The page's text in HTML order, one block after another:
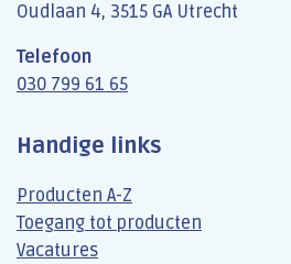
Oudlaan 4, 3515 GA Utrecht
Telefoon
030 799 61 65
Handige links
Producten A-Z
Toegang tot producten
Vacatures